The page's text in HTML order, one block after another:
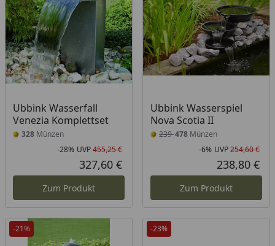
Ubbink Wasserfall
Venezia Komplettset
328 Münzen
Rabatt in Prozent
-28%
Ursprünglicher Preis
UVP455,25 €
Aktueller Preis
327,60 €
Zum Produkt
Ubbink Wasserspiel
Nova Scotia II
239478Münzen
-6% UVP254,60 €
238,80 €
Zum Produkt
-21% -23%